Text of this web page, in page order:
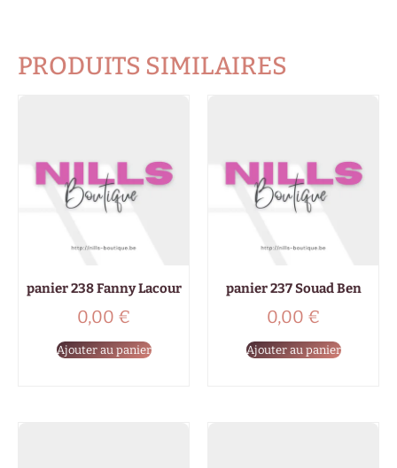
PRODUITS SIMILAIRES
panier 238 Fanny Lacour
0,00 €
Ajouter au panier
panier 237 Souad Ben
0,00 €
Ajouter au panier